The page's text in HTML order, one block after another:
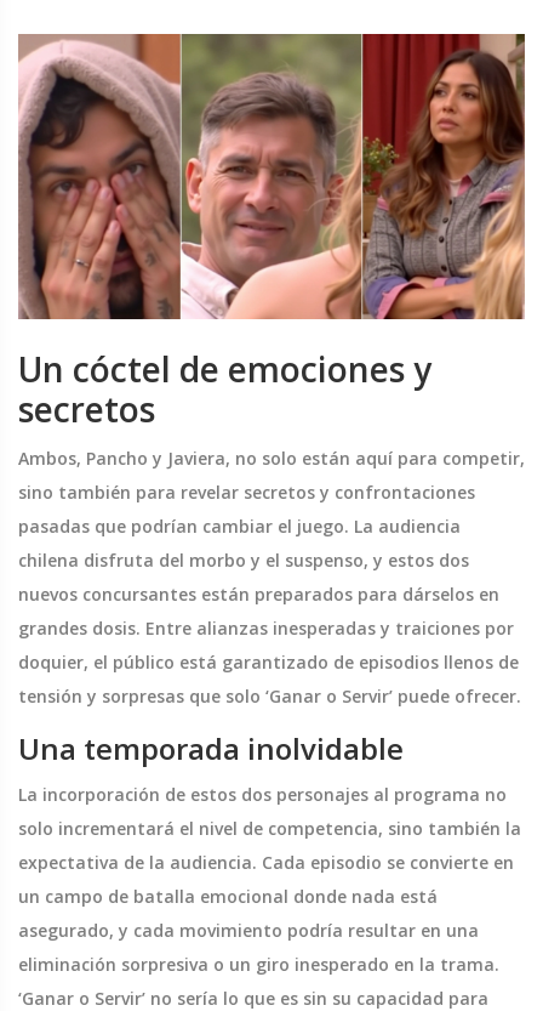
Un cóctel de emociones y
secretos
Ambos, Pancho y Javiera, no solo están aquí para competir,
sino también para revelar secretos y confrontaciones
pasadas que podrían cambiar el juego. La audiencia
chilena disfruta del morbo y el suspenso, y estos dos
nuevos concursantes están preparados para dárselos en
grandes dosis. Entre alianzas inesperadas y traiciones por
doquier, el público está garantizado de episodios llenos de
tensión y sorpresas que solo ‘Ganar o Servir’ puede ofrecer.
Una temporada inolvidable
La incorporación de estos dos personajes al programa no
solo incrementará el nivel de competencia, sino también la
expectativa de la audiencia. Cada episodio se convierte en
un campo de batalla emocional donde nada está
asegurado, y cada movimiento podría resultar en una
eliminación sorpresiva o un giro inesperado en la trama.
‘Ganar o Servir’ no sería lo que es sin su capacidad para